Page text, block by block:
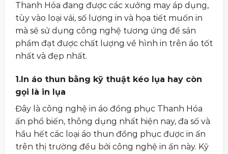
Thanh Hóa đang được các xưởng may áp dụng,
tùy vào loại vải, số lượng in và họa tiết muốn in
mà sẽ sử dụng công nghệ tương ứng để sản
phẩm đạt được chất lượng về hình in trên áo tốt
nhất và đẹp nhất.
1.In áo thun bằng kỹ thuật kéo lụa hay còn
gọi là in lụa
Đây là công nghệ in áo đồng phục Thanh Hóa
ấn phổ biến, thông dụng nhất hiện nay, đa số và
hầu hết các loại áo thun đồng phục được in ấn
trên thị trường đều bởi công nghệ in ấn này. Kỹ